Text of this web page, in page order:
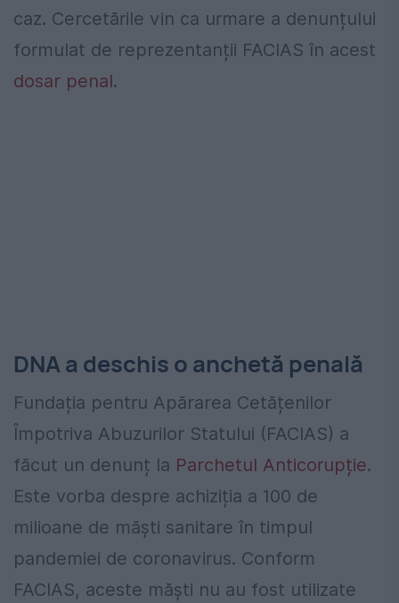
caz. Cercetările vin ca urmare a denunțului
formulat de reprezentanții FACIAS în acest
dosar penal.
DNA a deschis o anchetă penală
Fundația pentru Apărarea Cetățenilor
Împotriva Abuzurilor Statului (FACIAS) a
făcut un denunț la Parchetul Anticorupție.
Este vorba despre achiziția a 100 de
milioane de măști sanitare în timpul
pandemiei de coronavirus. Conform
FACIAS, aceste măști nu au fost utilizate